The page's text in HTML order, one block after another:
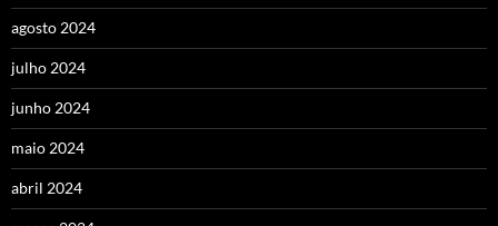
agosto 2024
julho 2024
junho 2024
maio 2024
abril 2024